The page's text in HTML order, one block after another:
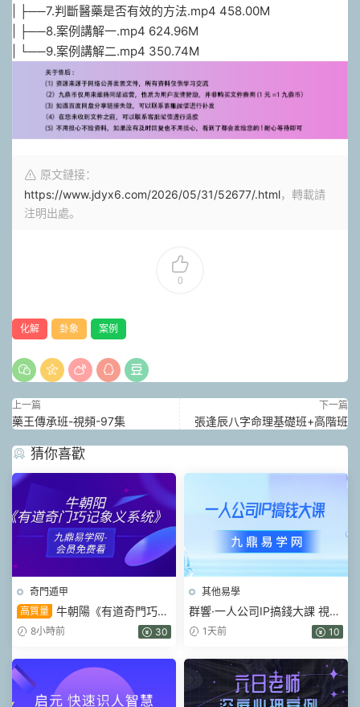
| ├──7.判斷醫藥是否有效的方法.mp4 458.00M
| ├──8.案例講解一.mp4 624.96M
| └──9.案例講解二.mp4 350.74M
原文鏈接：
https://www.jdyx6.com/2026/05/31/52677/.html，轉載請
注明出處。
0
化解 卦象 案例
上一篇
藥王傳承班-視頻-97集
下一篇
張逢辰八字命理基礎班+高階班
猜你喜歡
奇門遁甲
高質量 牛朝陽《有道奇門巧記
象義系統》17集視頻 約3小時
8小時前 30
其他易學
群響·一人公司IP搞錢大課 視頻
+課件pdf
1天前 10